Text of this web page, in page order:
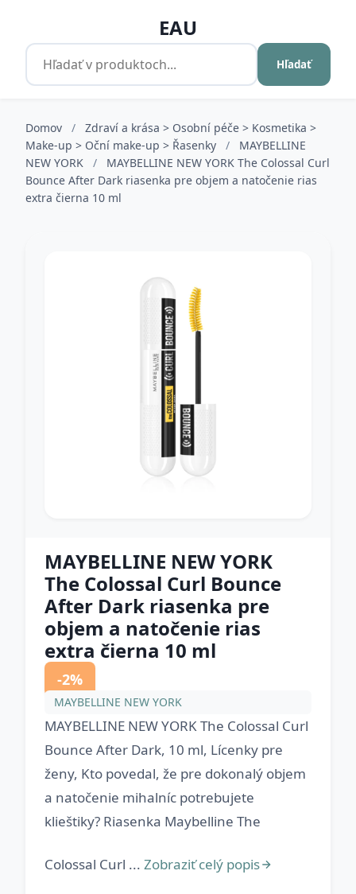
EAU
Hľadať
Domov /
Zdraví a krása > Osobní péče > Kosmetika >
Make-up > Oční make-up > Řasenky
/
MAYBELLINE
NEW YORK
/
MAYBELLINE NEW YORK The Colossal Curl
Bounce After Dark riasenka pre objem a natočenie rias
extra čierna 10 ml
MAYBELLINE NEW YORK
The Colossal Curl Bounce
After Dark riasenka pre
objem a natočenie rias
extra čierna 10 ml
-2%
MAYBELLINE NEW YORK
MAYBELLINE NEW YORK The Colossal Curl
Bounce After Dark, 10 ml, Lícenky pre
ženy, Kto povedal, že pre dokonalý objem
a natočenie mihalníc potrebujete
klieštiky? Riasenka Maybelline The
Colossal Curl ... Zobraziť celý popis